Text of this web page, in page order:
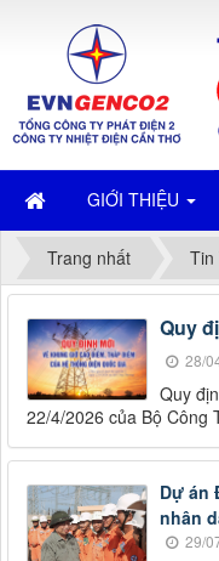
GIỚI THIỆU
Trang nhất Tin
Quy
28/
Quy
22/4/2026 của Bộ Công
Dự án
nhân
29/